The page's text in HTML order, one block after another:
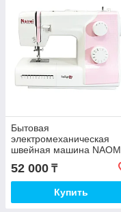
Бытовая
электромеханическая
швейная машина
INDIGO 12
52 000 ₸
Купить